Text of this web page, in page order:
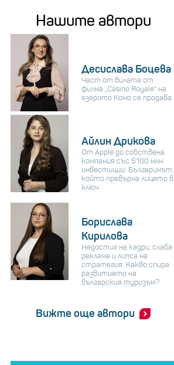
Нашите автори
Десислава Боцева
Част от вилата от
филма „Casino Royale“ на
езерото Комо се продава
Айлин Дрикова
От Apple до собствена
компания със $100 млн.
инвестиции: Българинът,
който превърна лицето в
ключ
Борислава
Кирилова
Недостиг на кадри, слаба
реклама и липса на
стратегия: Какво спира
развитието на
българския туризъм?
Вижте още автори